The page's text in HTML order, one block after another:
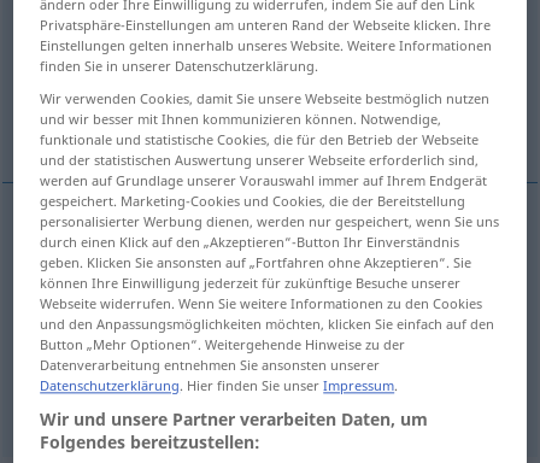
Übersicht aller Übersetzungen
(Für mehr Details die Übersetzung anklicken/antippen)
aimer, bien aimer, avoir de l’affection pour
aimer lieben
bienaimer lieben(≈ mögen)
avoir de l’affection pour lieben
ändern oder Ihre Einwilligung zu widerrufen, indem Sie auf den Link
Privatsphäre-Einstellungen am unteren Rand der Webseite klicken. Ihre
Einstellungen gelten innerhalb unseres Website. Weitere Informationen
finden Sie in unserer Datenschutzerklärung.
Wir verwenden Cookies, damit Sie unsere Webseite bestmöglich nutzen
und wir besser mit Ihnen kommunizieren können. Notwendige,
funktionale und statistische Cookies, die für den Betrieb der Webseite
und der statistischen Auswertung unserer Webseite erforderlich sind,
werden auf Grundlage unserer Vorauswahl immer auf Ihrem Endgerät
gespeichert. Marketing-Cookies und Cookies, die der Bereitstellung
personalisierter Werbung dienen, werden nur gespeichert, wenn Sie uns
durch einen Klick auf den „Akzeptieren“-Button Ihr Einverständnis
geben. Klicken Sie ansonsten auf „Fortfahren ohne Akzeptieren“. Sie
können Ihre Einwilligung jederzeit für zukünftige Besuche unserer
Webseite widerrufen. Wenn Sie weitere Informationen zu den Cookies
und den Anpassungsmöglichkeiten möchten, klicken Sie einfach auf den
Button „Mehr Optionen“. Weitergehende Hinweise zu der
Datenverarbeitung entnehmen Sie ansonsten unserer
Datenschutzerklärung. Hier finden Sie unserImpressum.
Wir und unsere Partner verarbeiten Daten, um
Folgendes bereitzustellen: